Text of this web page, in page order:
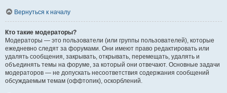
Вернуться к началу
Кто такие модераторы?
Модераторы — это пользователи (или группы пользователей), которые
ежедневно следят за форумами. Они имеют право редактировать или
удалять сообщения, закрывать, открывать, перемещать, удалять и
объединять темы на форуме, за который они отвечают. Основные задачи
модераторов — не допускать несоответствия содержания сообщений
обсуждаемым темам (оффтопик), оскорблений.